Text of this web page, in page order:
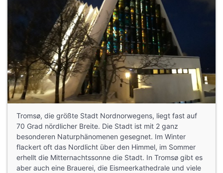
Tromsø, die größte Stadt Nordnorwegens, liegt fast auf
70 Grad nördlicher Breite. Die Stadt ist mit 2 ganz
besonderen Naturphänomenen gesegnet. Im Winter
flackert oft das Nordlicht über den Himmel, im Sommer
erhellt die Mitternachtssonne die Stadt. In Tromsø gibt es
aber auch eine Brauerei, die Eismeerkathedrale und viele